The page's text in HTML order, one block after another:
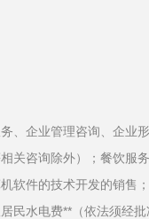
、企业管理咨询、企业
相关咨询除外）；餐饮服
软件的技术开发的销售
民水电费**（依法须经